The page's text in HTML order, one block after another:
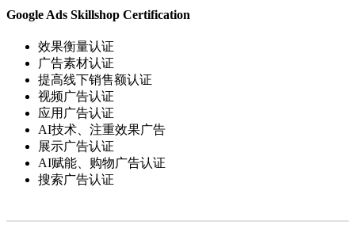
Google Ads Skillshop Certification
效果衡量认证
广告素材认证
提高线下销售额认证
视频广告认证
应用广告认证
AI技术、注重效果广告
展示广告认证
AI赋能、购物广告认证
搜索广告认证